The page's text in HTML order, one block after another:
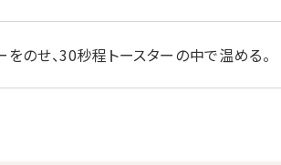
のせ、30秒程トースターの中で温める。